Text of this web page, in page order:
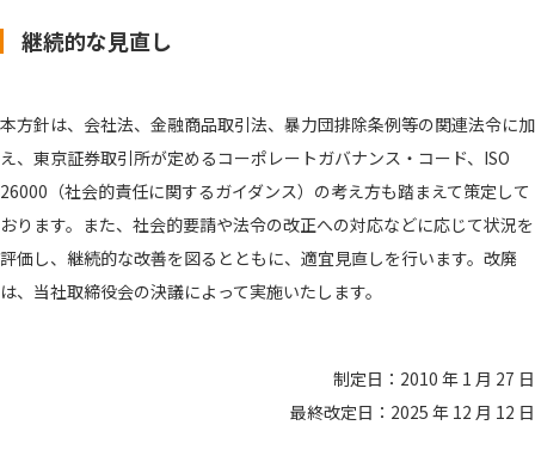
継続的な見直し
本方針は、会社法、金融商品取引法、暴力団排除条例等の関連法令に加
え、東京証券取引所が定めるコーポレートガバナンス・コード、ISO
26000（社会的責任に関するガイダンス）の考え方も踏まえて策定して
おります。また、社会的要請や法令の改正への対応などに応じて状況を
評価し、継続的な改善を図るとともに、適宜見直しを行います。改廃
は、当社取締役会の決議によって実施いたします。
制定日：2010 年 1 月 27 日
最終改定日：2025 年 12 月 12 日